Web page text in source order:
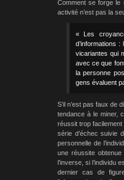
Comment se forge le
activité n’est pas la
« Les
d’informations
vicariantes qui
avec ce que
la personne
gens évaluent
S’il n’est pas faux de
tendance à le miner,
réussit trop facilement
série d’échec suivie
personnelle de
une réussite
l’inverse, si l’individu
dernier cas de